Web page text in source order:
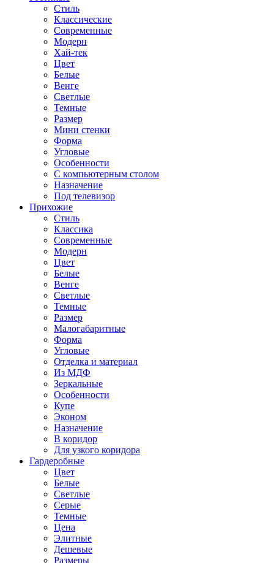
Стиль
Классические
Современные
Модерн
Хай-тек
Цвет
Белые
Венге
Светлые
Темные
Размер
Мини стенки
Форма
Угловые
Особенности
С компьютерным столом
Назначение
Под телевизор
Прихожие
Стиль
Классика
Современные
Модерн
Цвет
Белые
Венге
Светлые
Темные
Размер
Малогабаритные
Форма
Угловые
Отделка и материал
Из МДФ
Зеркальные
Особенности
Купе
Эконом
Назначение
В коридор
Для узкого коридора
Гардеробные
Цвет
Белые
Светлые
Серые
Темные
Цена
Элитные
Дешевые
Размеры